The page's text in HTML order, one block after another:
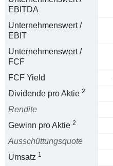
EBITDA
Unternehmenswert /
EBIT
Unternehmenswert /
FCF
FCF Yield
Dividende pro Aktie 2
Rendite
Gewinn pro Aktie 2
Ausschüttungsquote
Umsatz 1